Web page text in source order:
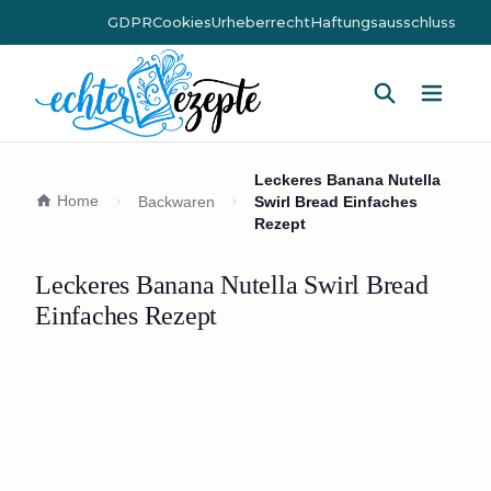
GDPRCookiesUrheberrechtHaftungsausschluss
Home Backwaren
Leckeres Banana Nutella
Swirl Bread Einfaches
Rezept
Leckeres Banana Nutella Swirl Bread
Einfaches Rezept